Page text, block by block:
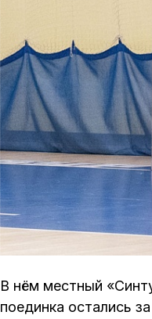
В нём местный
поединка остались